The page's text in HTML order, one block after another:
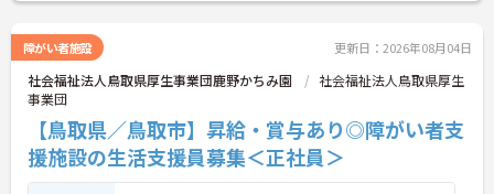
障がい者施設 更新日：2026年08月04日
社会福祉法人鳥取県厚生事業団鹿野かちみ園
社会福祉法人鳥取県厚生
事業団
【鳥取県／鳥取市】昇給・賞与あり◎障がい者支
援施設の生活支援員募集＜正社員＞